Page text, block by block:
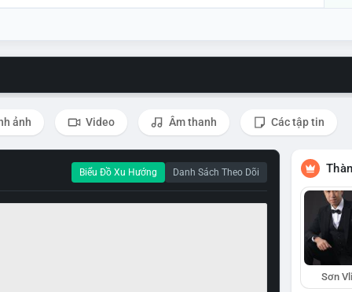
ảnh Video Âm thanh Các tập tin
Biểu Đồ Xu Hướng Danh Sách Theo Dõi
Sơn